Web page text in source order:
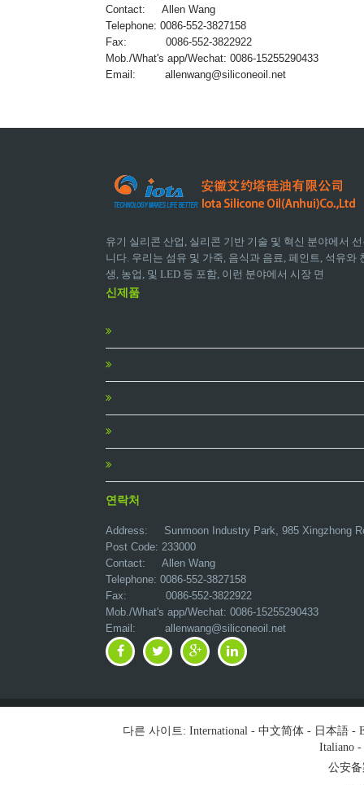
Contact: Allen Wang
Telephone: 0086-552-3827158
Fax: 0086-552-3822922
Mob./What's app/Wechat: 0086-15255290433
Email: allenwang@siliconeoil.net
유기 실리콘 산업, 실리콘 기반 기술 및 혁신 분야에서
니다. 우리는 섬유 및 가죽, 음식과 음료, 페인트, 석유
생, 농업, 및 LED 등 포함, 이런 분야에서 시장 면
신제품
연락처
Address: Sunmoon Industry Park, 985 Xingzhong
Post Code: 233000
Contact: Allen Wang
Telephone: 0086-552-3827158
Fax: 0086-552-3822922
Mob./What's app/Wechat: 0086-15255290433
Email: allenwang@siliconeoil.net
다른 사이트: International- 中文简体- 日本語-
Italiano-
公安备